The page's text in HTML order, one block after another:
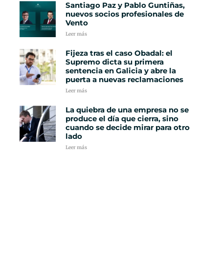
Santiago Paz y Pablo Guntiñas,
nuevos socios profesionales de
Vento
Leer más
Fijeza tras el caso Obadal: el
Supremo dicta su primera
sentencia en Galicia y abre la
puerta a nuevas reclamaciones
Leer más
La quiebra de una empresa no se
produce el día que cierra, sino
cuando se decide mirar para otro
lado
Leer más